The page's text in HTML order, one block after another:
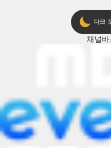
다크
채널바